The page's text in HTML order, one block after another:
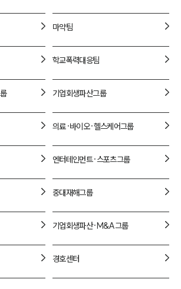
마약팀
학교폭력대응팀
기업회생파산그룹
의료·바이오·헬스케어그룹
엔터테인먼트·스포츠그룹
중대재해그룹
기업회생파산·M&A그룹
경호센터